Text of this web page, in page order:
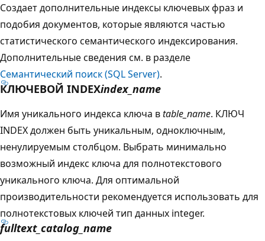
Создает дополнительные индексы ключевых фраз и
подобия документов, которые являются частью
статистического семантического индексирования.
Дополнительные сведения см. в разделе
Семантический поиск (SQL Server).
КЛЮЧЕВОЙ INDEXindex_name
Имя уникального индекса ключа вtable_name. КЛЮЧ
INDEX должен быть уникальным, одноключным,
ненулируемым столбцом. Выбрать минимально
возможный индекс ключа для полнотекстового
уникального ключа. Для оптимальной
производительности рекомендуется использовать для
полнотекстовых ключей тип данных integer.
fulltext_catalog_name